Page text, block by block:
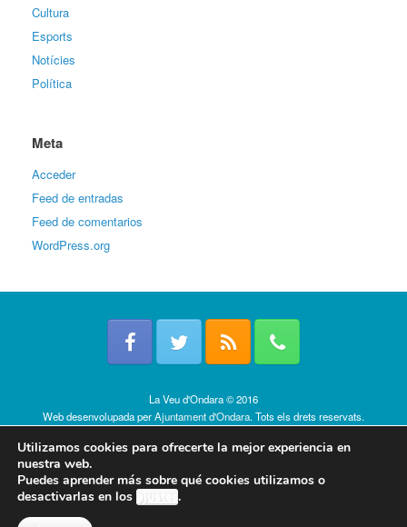
Cultura
Esports
Notícies
Política
Meta
Acceder
Feed de entradas
Feed de comentarios
WordPress.org
La Veu d'Ondara © 2016
Web desenvolupada perAjuntament d'Ondara. Tots els drets reservats.
Utilizamos cookies para ofrecerte la mejor experiencia en
nuestra web.
Puedes aprender más sobre qué cookies utilizamos o
desactivarlas en los ajustes.